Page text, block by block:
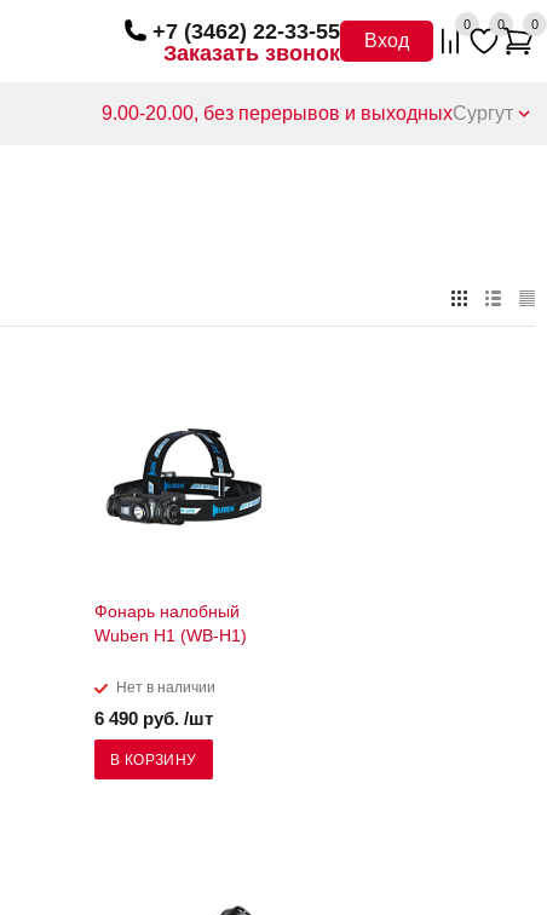
+7 (3462) 22-33-55
Заказать звонок
Вход
0 0 0
9.00-20.00, без перерывов и выходныхСургут
Фонарь налобный
Wuben H1 (WB-H1)
Нет в наличии
6 490 руб. /шт
В КОРЗИНУ